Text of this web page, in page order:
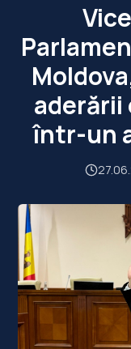
aderării
într-un